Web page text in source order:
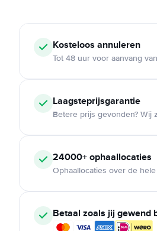
Kosteloos annuleren
Tot 48 uur voor aanvang
Laagsteprijsgarantie
Betere prijs gevonden? Wij
24000+ophaallocaties
Ophaallocaties over de
Betaal zoals jij gewend